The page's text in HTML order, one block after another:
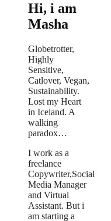
Hi, i am
Masha
Globetrotter,
Highly
Sensitive,
Catlover, Vegan,
Sustainability.
Lost my Heart
in Iceland. A
walking
paradox… ​
I work as a
freelance
Copywriter,Social
Media Manager
and Virtual
Assistant. But i
am starting a